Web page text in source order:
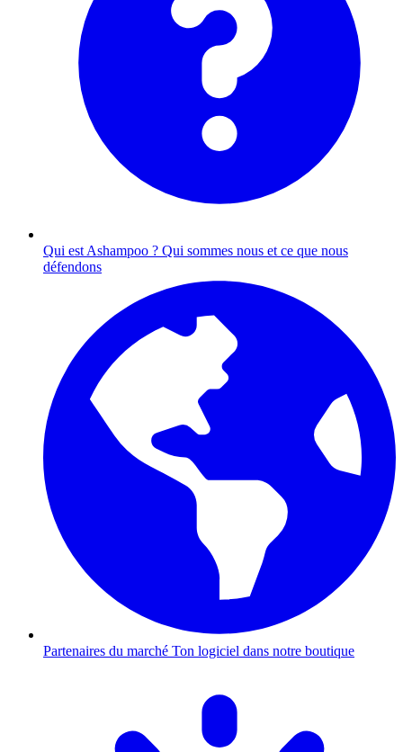
Qui est Ashampoo ? Qui sommes nous et ce que nous
défendons
Partenaires du marché Ton logiciel dans notre boutique